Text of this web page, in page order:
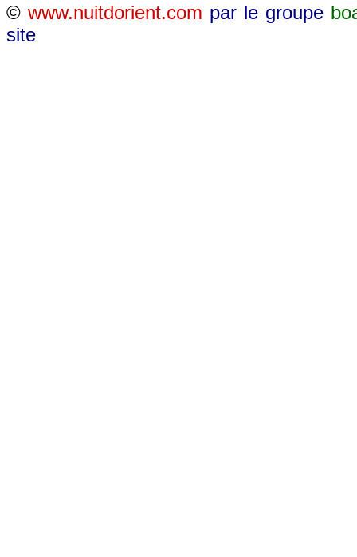
© www.nuitdorient.com par le groupe
site